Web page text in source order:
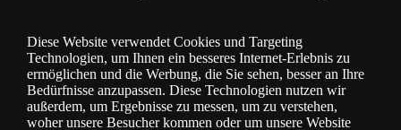
Höhe [mm]
min. 750/max. 1450
Produktfragen
Diese Website verwendet Cookies und Targeting
Technologien, um Ihnen ein besseres Internet-Erlebnis zu
ermöglichen und die Werbung, die Sie sehen, besser an Ihre
Bedürfnisse anzupassen. Diese Technologien nutzen wir
außerdem, um Ergebnisse zu messen, um zu verstehen,
woher unsere Besucher kommen oder um unsere Website